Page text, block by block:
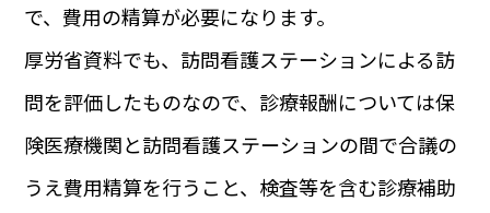
で、費用の精算が必要になります。
厚労省資料でも、訪問看護ステーションによる訪
問を評価したものなので、診療報酬については保
険医療機関と訪問看護ステーションの間で合議の
うえ費用精算を行うこと、検査等を含む診療補助